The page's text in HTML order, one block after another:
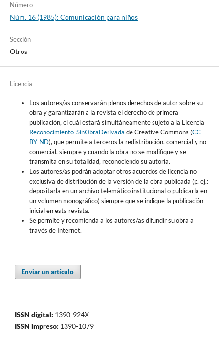
Número
Núm. 16 (1985): Comunicación para niños
Sección
Otros
Licencia
Los autores/as conservarán plenos derechos de autor sobre su
obra y garantizarán a la revista el derecho de primera
publicación, el cuál estará simultáneamente sujeto a la Licencia
Reconocimiento-SinObraDerivada de Creative Commons (CC
BY-ND), que permite a terceros la redistribución, comercial y no
comercial, siempre y cuando la obra no se modifique y se
transmita en su totalidad, reconociendo su autoría.
Los autores/as podrán adoptar otros acuerdos de licencia no
exclusiva de distribución de la versión de la obra publicada (p. ej.:
depositarla en un archivo telemático institucional o publicarla en
un volumen monográfico) siempre que se indique la publicación
inicial en esta revista.
Se permite y recomienda a los autores/as difundir su obra a
través de Internet.
Enviar un artículo
ISSN digital: 1390-924X
ISSN impreso: 1390-1079